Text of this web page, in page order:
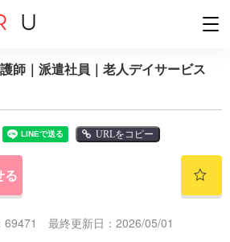
師｜派遣社員｜老人デイサービス
URLをコピー
る
69471 最終更新日：2026/05/01